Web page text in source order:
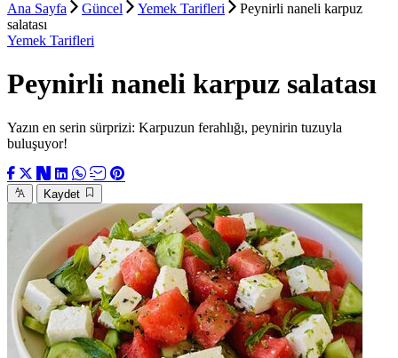
Ana Sayfa Güncel Yemek Tarifleri
Peynirli naneli karpuz
salatası
Yemek Tarifleri
Peynirli naneli karpuz salatası
Yazın en serin sürprizi: Karpuzun ferahlığı, peynirin tuzuyla
buluşuyor!
Kaydet